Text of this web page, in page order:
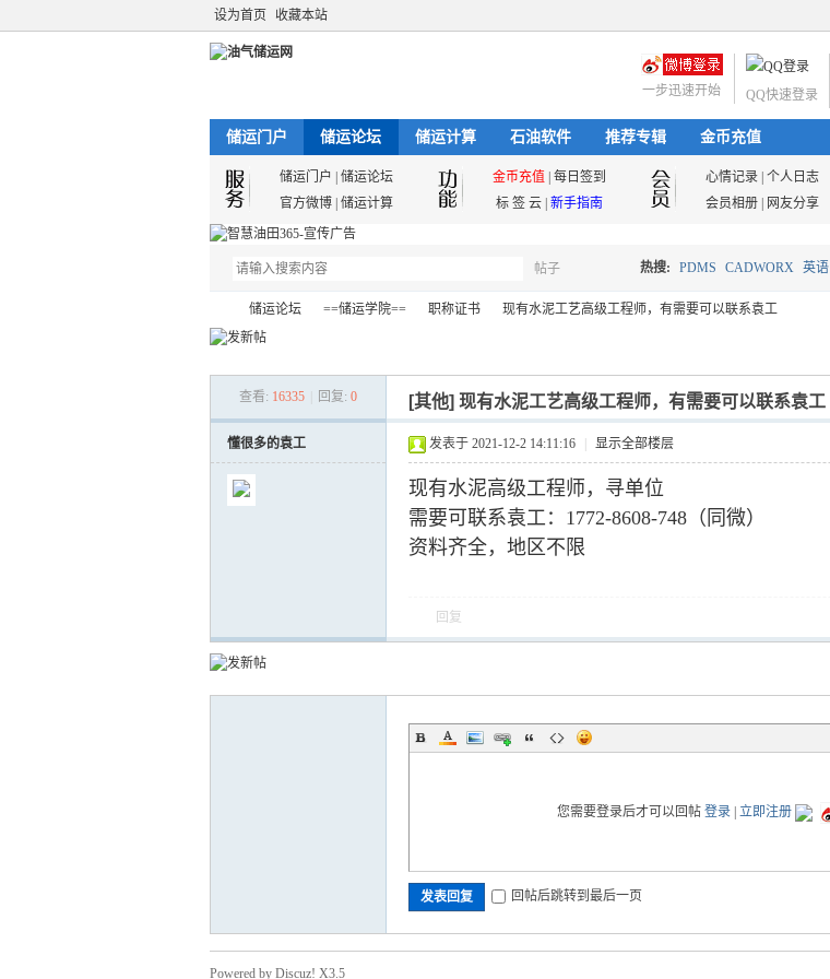
设为首页 收藏本站
QQ快速登录
一步迅速开始
储运门户 储运论坛 储运计算 石油软件 推荐专辑 金币充值
储运门户 储运论坛 金币充值 每日签到 心情记录 个人日志
官方微博 储运计算 标 签 云 新手指南 会员相册 网友分享
帖子
搜
索
热搜: PDMS CADWORX 英语
油气储运
储运论坛
›
==储运学院== 职称证书
›
现有水泥工艺高级工程师，有需要可以联系袁工
查看: 16335 回复: 0 [其他] 现有水泥工艺高级工程师，有需要可以联系袁工
懂很多的袁工 发表于 2021-12-2 14:11:16 显示全部楼层
现有水泥高级工程师，寻单位
需要可联系袁工：1772-8608-748（同微）
资料齐全，地区不限
回复
您需要登录后才可以回帖 登录| 立即注册
发表回复 回帖后跳转到最后一页
Powered by Discuz! X3.5